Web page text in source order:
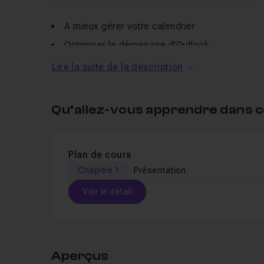
A mieux gérer votre calendrier
Optimiser le démarrage d'Outlook
Gérer vos indésirables
...Et plein d'autres astuces, que je vous laisse
Ce tuto peut être suivi sur les version 2013,
Je reste disponible dans le salon d'entraide
Lire la suite de la description
Qu’allez-vous apprendre dans
Plan de cours
Chapitre 1 Présentation
Voir le détail
Aperçus